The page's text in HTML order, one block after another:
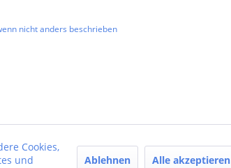
nicht anders beschrieben
Cookies,
und
Ablehnen Alle akzeptieren